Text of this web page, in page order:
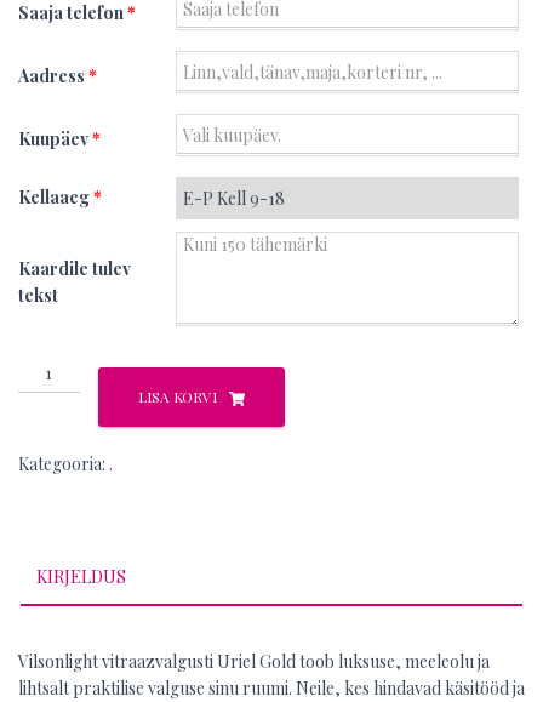
Saaja telefon*
Aadress *
Kuupäev*
Kellaaeg*
Kaardile tulev
tekst
Uriel
Gold
LISA KORVI
Kategooria: .
KIRJELDUS
Vilsonlight vitraazvalgusti Uriel Gold toob luksuse, meeleolu ja
lihtsalt praktilise valguse sinu ruumi. Neile, kes hindavad käsitööd ja